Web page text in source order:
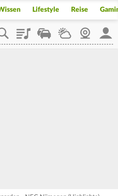
Lifestyle Reise
PlaylistStaupilotWetterWebcam